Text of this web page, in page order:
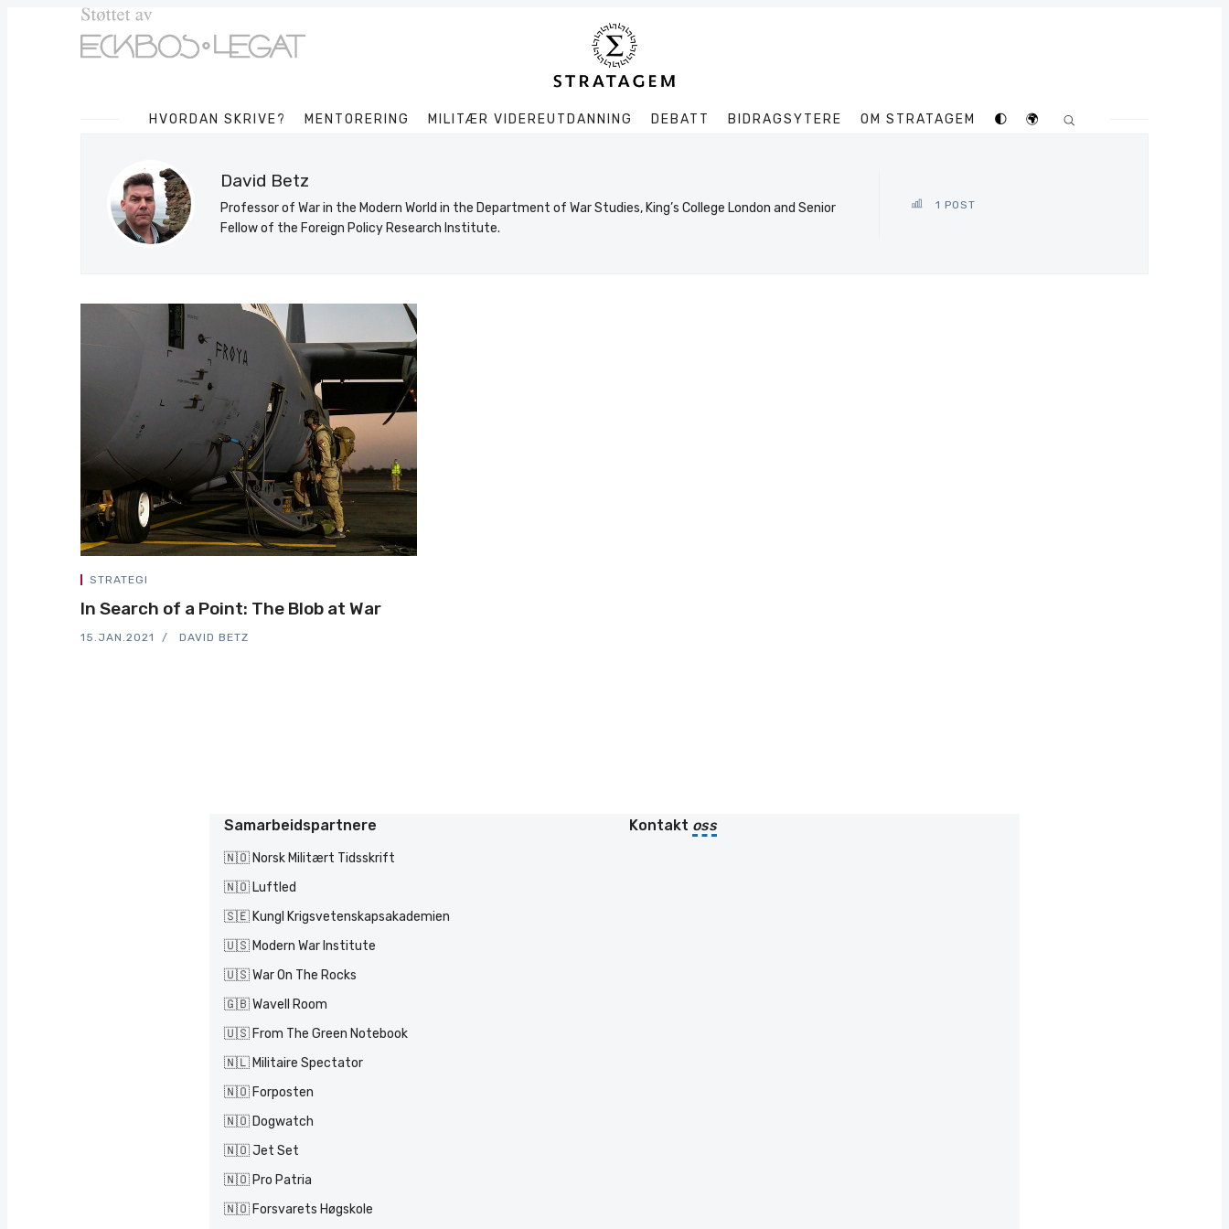
HVORDAN SKRIVE? MENTORERING MILITÆR VIDEREUTDANNING DEBATT BIDRAGSYTERE OM STRATAGEM 🌓 🌍
Søk
David Betz
Professor of War in the Modern World in the Department of War Studies, King’s College London and Senior
Fellow of the Foreign Policy Research Institute.
1 POST
STRATEGI
In Search of a Point: The Blob at War
15.JAN.2021 DAVID BETZ
Samarbeidspartnere
🇳🇴 Norsk Militært Tidsskrift
🇳🇴 Luftled
🇸🇪 Kungl Krigsvetenskapsakademien
🇺🇸 Modern War Institute
🇺🇸 War On The Rocks
🇬🇧 Wavell Room
🇺🇸 From The Green Notebook
🇳🇱 Militaire Spectator
🇳🇴 Forposten
🇳🇴 Dogwatch
🇳🇴 Jet Set
🇳🇴 Pro Patria
🇳🇴 Forsvarets Høgskole
Kontakt oss